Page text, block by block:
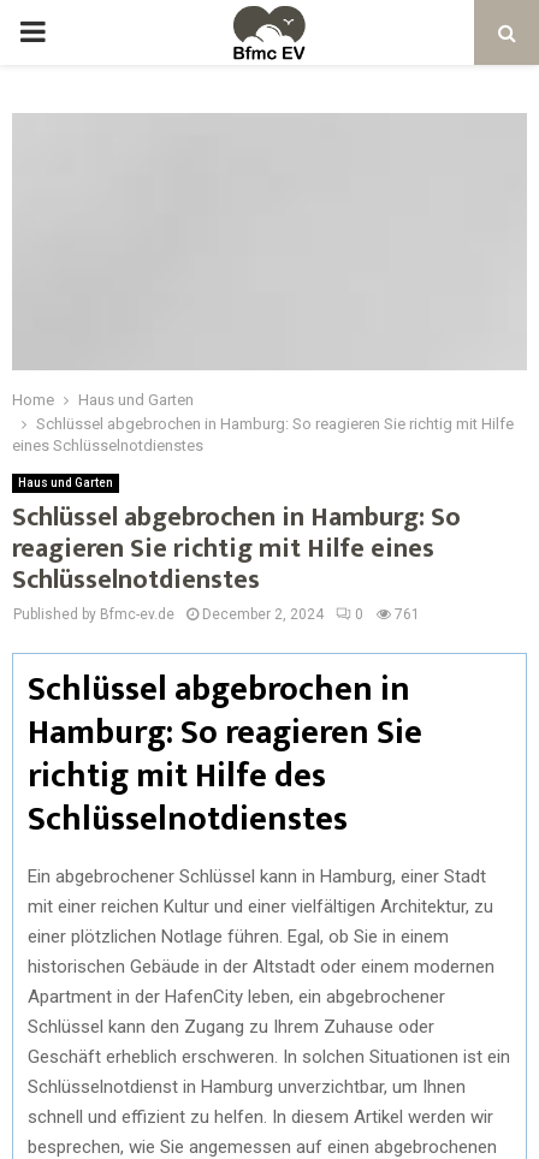
Home
Haus und Garten
Schlüssel abgebrochen in Hamburg: So reagieren Sie richtig mit Hilfe
eines Schlüsselnotdienstes
Haus und Garten
Schlüssel abgebrochen in Hamburg: So
reagieren Sie richtig mit Hilfe eines
Schlüsselnotdienstes
Published by Bfmc-ev.de December 2, 2024 0 761
Schlüssel abgebrochen in
Hamburg: So reagieren Sie
richtig mit Hilfe des
Schlüsselnotdienstes
Ein abgebrochener Schlüssel kann in Hamburg, einer Stadt
mit einer reichen Kultur und einer vielfältigen Architektur, zu
einer plötzlichen Notlage führen. Egal, ob Sie in einem
historischen Gebäude in der Altstadt oder einem modernen
Apartment in der HafenCity leben, ein abgebrochener
Schlüssel kann den Zugang zu Ihrem Zuhause oder
Geschäft erheblich erschweren. In solchen Situationen ist ein
Schlüsselnotdienst in Hamburg unverzichtbar, um Ihnen
schnell und effizient zu helfen. In diesem Artikel werden wir
besprechen, wie Sie angemessen auf einen abgebrochenen